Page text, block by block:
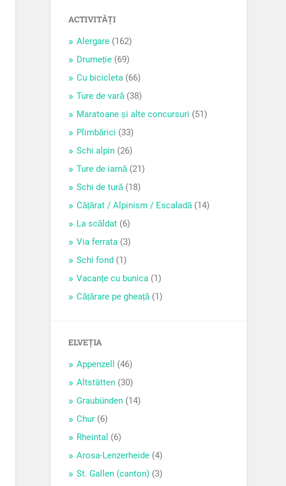
ACTIVITĂȚI
Alergare (162)
Drumeție (69)
Cu bicicleta (66)
Ture de vară(38)
Maratoane și alte concursuri (51)
Plimbărici (33)
Schi alpin (26)
Ture de iarnă(21)
Schi de tură(18)
Cățărat / Alpinism / Escaladă(14)
La scăldat (6)
Via ferrata (3)
Schi fond (1)
Vacanțe cu bunica (1)
Cățărare pe gheață(1)
ELVEȚIA
Appenzell
(46)
Altstätten (30)
Graubünden (14)
Chur (6)
Rheintal (6)
Arosa-Lenzerheide (4)
St. Gallen (canton) (3)